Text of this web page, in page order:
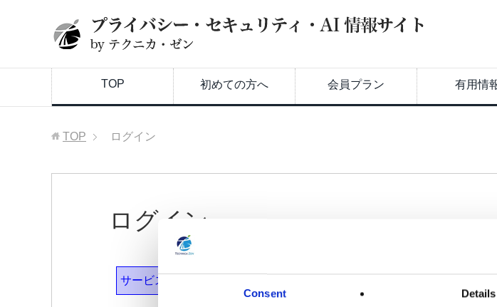
Consent Details
TOP 初めての方へ 会員プラン 有用情
TOP ログイン
ログイン
サービスを利用するにはログインする必要があります。